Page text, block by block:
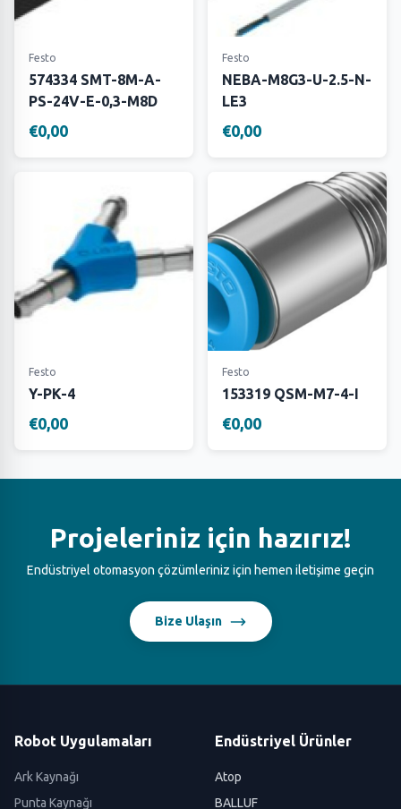
Festo
574334 SMT-8M-A-
PS-24V-E-0,3-M8D
€0,00
Festo
NEBA-M8G3-U-2.5-N-
LE3
€0,00
Festo
Y-PK-4
€0,00
Festo
153319 QSM-M7-4-I
€0,00
Projeleriniz için hazırız!
Endüstriyel otomasyon çözümleriniz için hemen iletişime geçin
Bize Ulaşın
Robot Uygulamaları
Ark Kaynağı
Punta Kaynağı
Endüstriyel Ürünler
Atop
BALLUF